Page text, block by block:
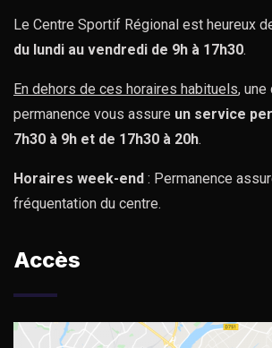
Le Centre Sportif Régional est heureux
du lundi au vendredi de 9h à 17h30.
En dehors de ces horaires habituels, une
permanence vous assure un service
7h30 à 9h et de 17h30 à 20h.
Horaires week-end : Permanence
fréquentation du centre.
Accès